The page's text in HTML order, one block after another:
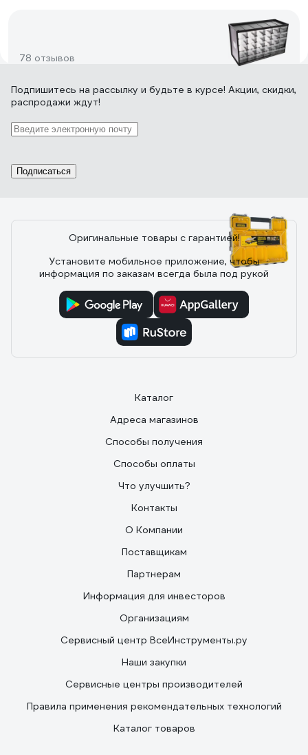
78 отзывов
Отзыв о Stanley 1-93-980
Евгений
перегородки.Влезло - всё, даже место осталось.
Нарезал переборок из черного пластика от
продаются в &quot;БытПласте&quot; по 135 рублей.Из
одной коробки можно нарезать на весь бокс, ещё
останется!
54 отзыва
Отзыв о Stanley FatMax Shallow Pro Metal
Подпишитесь на рассылку и будьте в курсе! Акции, скидки,
распродажи ждут!
Подписаться
Оригинальные товары с гарантией!
Установите мобильное приложение, чтобы
информация по заказам всегда была под рукой
Каталог
Адреса магазинов
Способы получения
Способы оплаты
Что улучшить?
Контакты
О Компании
Поставщикам
Партнерам
Информация для инвесторов
Организациям
Сервисный центр ВсеИнструменты.ру
Наши закупки
Сервисные центры производителей
Правила применения рекомендательных технологий
Каталог товаров